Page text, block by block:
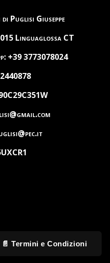
Puglisi Giuseppe
Linguaglossa CT
+39 3773078024
📄 Termini e Condizioni